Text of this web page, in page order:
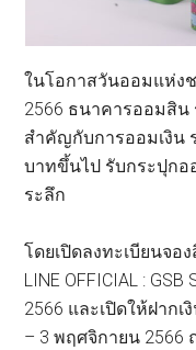
ในโอกาสวันออมแห่ง
2566 ธนาคารออมสิ
สำคัญกับการออมเงิน
บาทขึ้นไป รับกระปุกอ
ระลึก
โดยเปิดลงทะเบียนจอ
LINE OFFICIAL :
2566 และเปิดให้ฝาก
– 3 พฤศจิกายน